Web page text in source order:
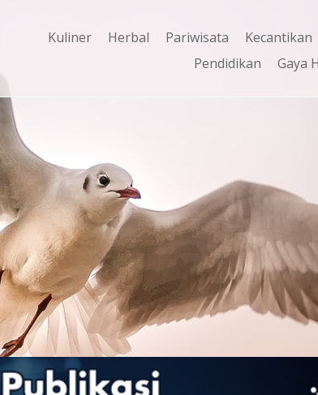
Kuliner Herbal Pariwisata Kecantikan
Pendidikan
Gaya